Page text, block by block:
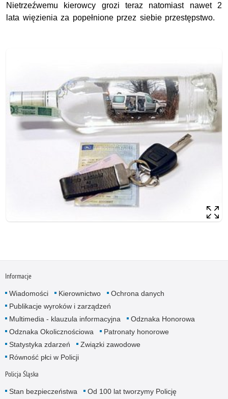
Nietrzeźwemu kierowcy grozi teraz natomiast nawet 2
lata więzienia za popełnione przez siebie przestępstwo.
Informacje
Wiadomości Kierownictwo
Ochrona danych
Publikacje wyroków i zarządzeń
Multimedia - klauzula informacyjna
Odznaka Honorowa
Odznaka Okolicznościowa
Patronaty honorowe
Statystyka zdarzeń
Związki zawodowe
Równość płci w Policji
Policja Śląska
Stan bezpieczeństwa
Od 100 lat tworzymy Policję